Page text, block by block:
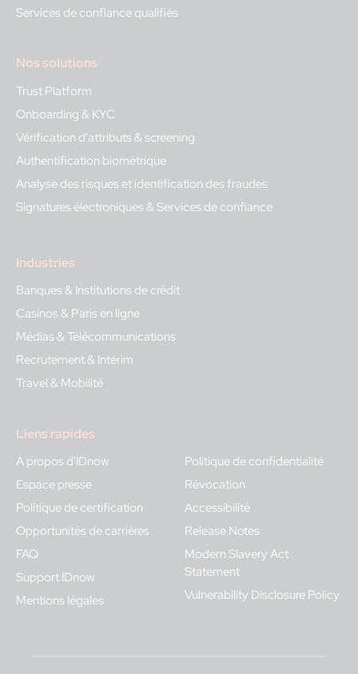
Services de confiance qualifiés
Nos solutions
Trust Platform
Onboarding & KYC
Vérification d'attributs & screening
Authentification biométrique
Analyse des risques et identification des fraudes
Signatures électroniques & Services de confiance
Industries
Banques & Institutions de crédit
Casinos & Paris en ligne
Médias & Télécommunications
Recrutement & Intérim
Travel & Mobilité
Liens rapides
A propos d'IDnow
Espace presse
Politique de certification
Opportunités de carrières
FAQ
Support IDnow
Mentions légales
Politique de confidentialité
Révocation
Accessibilité
Release Notes
Modern Slavery Act
Statement
Vulnerability Disclosure Policy